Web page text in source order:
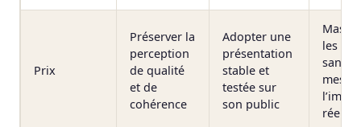
Prix
Préserver la
perception
de qualité
et de
cohérence
Adopter une
présentation
stable et
testée sur
son public
les
sans
réel